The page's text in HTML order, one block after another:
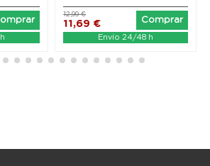
11,69 €
12,99 €
Comprar
Envío 24/48 h